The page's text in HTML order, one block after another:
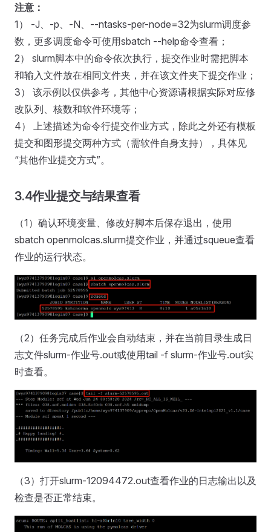
注意：
1） -J、-p、-N、--ntasks-per-node=32为slurm调度参
数，更多调度命令可使用sbatch --help命令查看；
2） slurm脚本中的命令依次执行，提交作业时需把脚本
和输入文件放在相同文件夹，并在该文件夹下提交作业；
3） 该示例以仅供参考，其他中心资源请根据实际对应修
改队列、核数和软件环境等；
4） 上述描述为命令行提交作业方式，除此之外还有模板
提交和图形提交两种方式（需软件自身支持），具体见
“其他作业提交方式”。
3.4作业提交与结果查看
（1）确认环境变量、修改好脚本后保存退出，使用
sbatch openmolcas.slurm提交作业，并通过squeue查看
作业的运行状态。
（2）任务完成后作业会自动结束，并在当前目录生成日
志文件slurm-作业号.out或使用tail -f slurm-作业号.out实
时查看。
（3）打开slurm-12094472.out查看作业的日志输出以及
检查是否正常结束。